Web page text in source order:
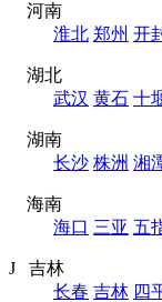
河南
淮北 郑州 开
湖北
武汉 黄石 十
湖南
长沙 株洲 湘
海南
海口 三亚 五
J 吉林
长春 吉林 四